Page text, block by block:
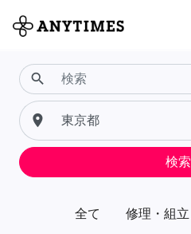
全て 修理・組立
search
place
検索